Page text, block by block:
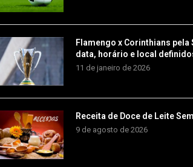
Flamengo x Corinthians pela
data, horário e local
11 de janeiro de 2026
Receita de Doce de Leite
9 de agosto de 2026